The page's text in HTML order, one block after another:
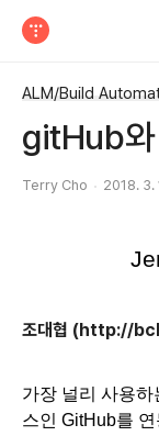
ALM/Build
gitHub와
Terry Cho 2018. 3.
조대협 (http://
가장 널리 사용하
스인 GitHub를